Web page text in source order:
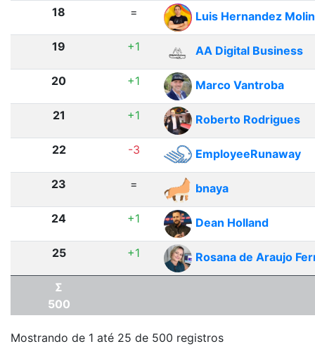
18 = Luis Hernandez
19 +1 AA Digital Business
20 +1 Marco Vantroba
21 +1 Roberto Rodrigues
22 -3 EmployeeRunaway
23 = bnaya
24 +1 Dean Holland
25 +1 Rosana de Araujo
Σ
500
Mostrando de 1 até 25 de 500 registros